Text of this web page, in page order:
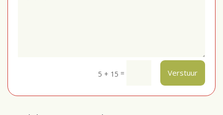
5 + 15 = Verstuur